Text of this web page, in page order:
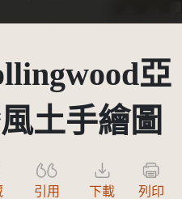
亞
土手繪圖
引用 下載 列印